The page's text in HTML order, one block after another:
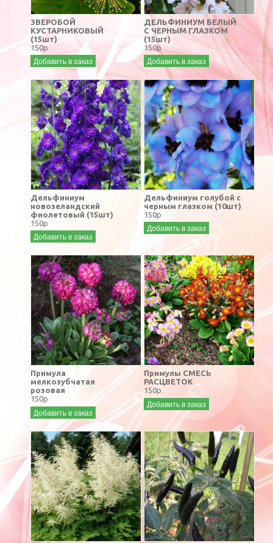
ЗВЕРОБОЙ
КУСТАРНИКОВЫЙ
(15шт)
150р
Добавить в заказ
ДЕЛЬФИНИУМ БЕЛЫЙ
С ЧЕРНЫМ ГЛАЗКОМ
(15шт)
150р
Добавить в заказ
Дельфиниум
новозеландский
фиолетовый (15шт)
150р
Добавить в заказ
Дельфиниум голубой с
черным глазком (10шт)
150р
Добавить в заказ
Примула
мелкозубчатая
розовая
150р
Добавить в заказ
Примулы СМЕСЬ
РАСЦВЕТОК
150р
Добавить в заказ